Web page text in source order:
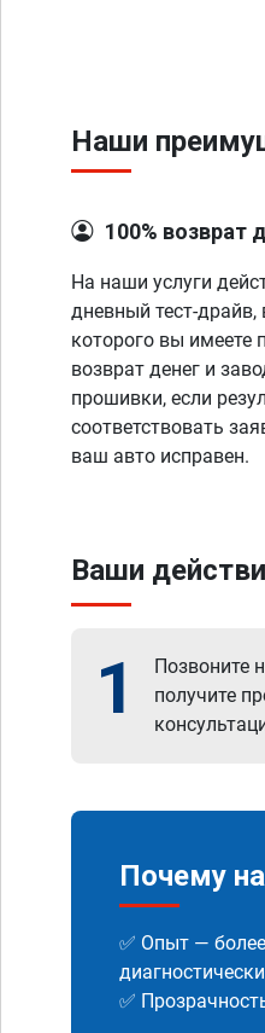
Наши
100% возврат
На наши услуги
дневный тест-драйв,
которого вы имеете
возврат денег и
прошивки, если
соответствовать
ваш авто исправен.
Ваши
1 Позвоните
получите
Почему
✅ Опыт —
✅